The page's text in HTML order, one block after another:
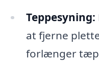
Teppesyning:
at fjerne
forlænger